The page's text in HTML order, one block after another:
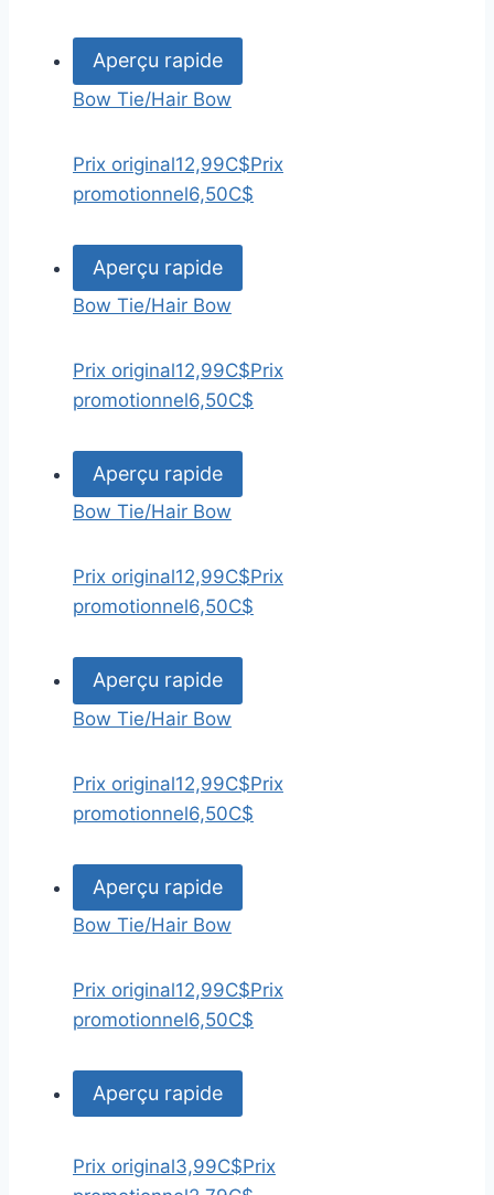
Aperçu rapide
Bow Tie/Hair Bow
Prix original12,99C$Prix
promotionnel6,50C$
Aperçu rapide
Bow Tie/Hair Bow
Prix original12,99C$Prix
promotionnel6,50C$
Aperçu rapide
Bow Tie/Hair Bow
Prix original12,99C$Prix
promotionnel6,50C$
Aperçu rapide
Bow Tie/Hair Bow
Prix original12,99C$Prix
promotionnel6,50C$
Aperçu rapide
Bow Tie/Hair Bow
Prix original12,99C$Prix
promotionnel6,50C$
Aperçu rapide
Prix original3,99C$Prix